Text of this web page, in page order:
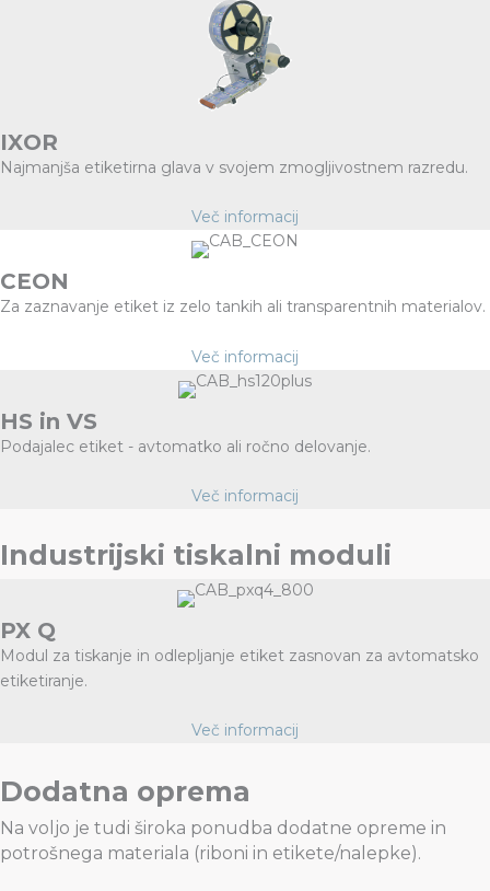
IXOR
Najmanjša etiketirna glava v svojem zmogljivostnem razredu.
Več informacij
CEON
Za zaznavanje etiket iz zelo tankih ali transparentnih materialov.
Več informacij
HS in VS
Podajalec etiket - avtomatko ali ročno delovanje.
Več informacij
Industrijski tiskalni moduli
PX Q
Modul za tiskanje in odlepljanje etiket zasnovan za avtomatsko
etiketiranje.
Več informacij
Dodatna oprema
Na voljo je tudi široka ponudba dodatne opreme in
potrošnega materiala (riboni in etikete/nalepke).